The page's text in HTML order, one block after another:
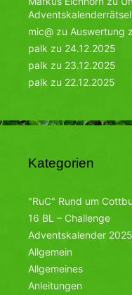
mic@ zu Auswertung
palk zu 24.12.2025
palk zu 23.12.2025
palk zu 22.12.2025
Kategorien
"RuC" Rund um
16 BL – Challenge
Adventskalender 2025
Allgemein
Allgemeines
Anleitungen